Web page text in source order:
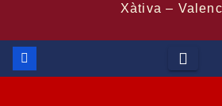
Xàtiva –